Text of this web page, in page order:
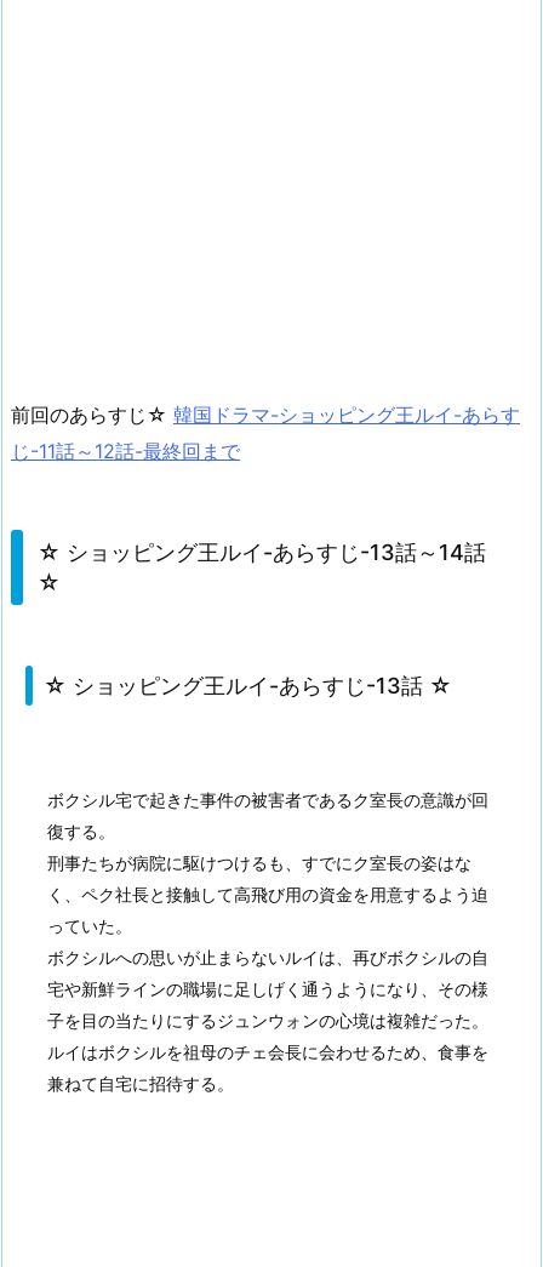
前回のあらすじ☆ 韓国ドラマ-ショッピング王ルイ-あらす
じ-11話～12話-最終回まで
☆ ショッピング王ルイ-あらすじ-13話～14話
☆
☆ ショッピング王ルイ-あらすじ-13話 ☆
ボクシル宅で起きた事件の被害者であるク室長の意識が回
復する。
刑事たちが病院に駆けつけるも、すでにク室長の姿はな
く、ペク社長と接触して高飛び用の資金を用意するよう迫
っていた。
ボクシルへの思いが止まらないルイは、再びボクシルの自
宅や新鮮ラインの職場に足しげく通うようになり、その様
子を目の当たりにするジュンウォンの心境は複雑だった。
ルイはボクシルを祖母のチェ会長に会わせるため、食事を
兼ねて自宅に招待する。